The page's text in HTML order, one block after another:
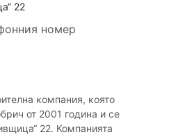
22
номер
компания, която
от 2001 година и се
22. Компанията